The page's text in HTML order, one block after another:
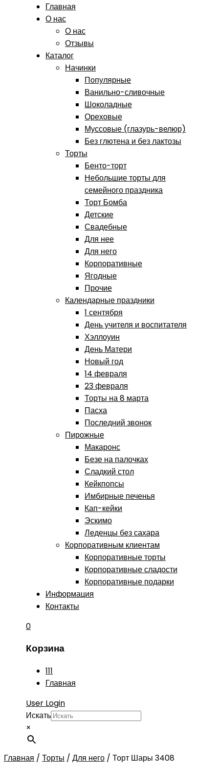
Главная
О нас
О нас
Отзывы
Каталог
Начинки
Популярные
Ванильно-сливочные
Шоколадные
Ореховые
Муссовые (глазурь-велюр)
Без глютена и без лактозы
Торты
Бенто-торт
Небольшие торты для
семейного праздника
Торт Бомба
Детские
Свадебные
Для нее
Для него
Корпоративные
Ягодные
Прочие
Календарные праздники
1 сентября
День учителя и воспитателя
Хэллоуин
День Матери
Новый год
14 февраля
23 февраля
Торты на 8 марта
Пасха
Последний звонок
Пирожные
Макаронс
Безе на палочках
Сладкий стол
Кейкпопсы
Имбирные печенья
Кап-кейки
Эскимо
Леденцы без сахара
Корпоративным клиентам
Корпоративные торты
Корпоративные сладости
Корпоративные подарки
Информация
Контакты
0
Корзина
111
Главная
User Login
Искать
×
Главная / Торты / Для него / Торт Шары 3408